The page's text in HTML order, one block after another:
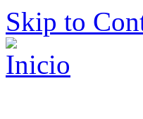
Skip to